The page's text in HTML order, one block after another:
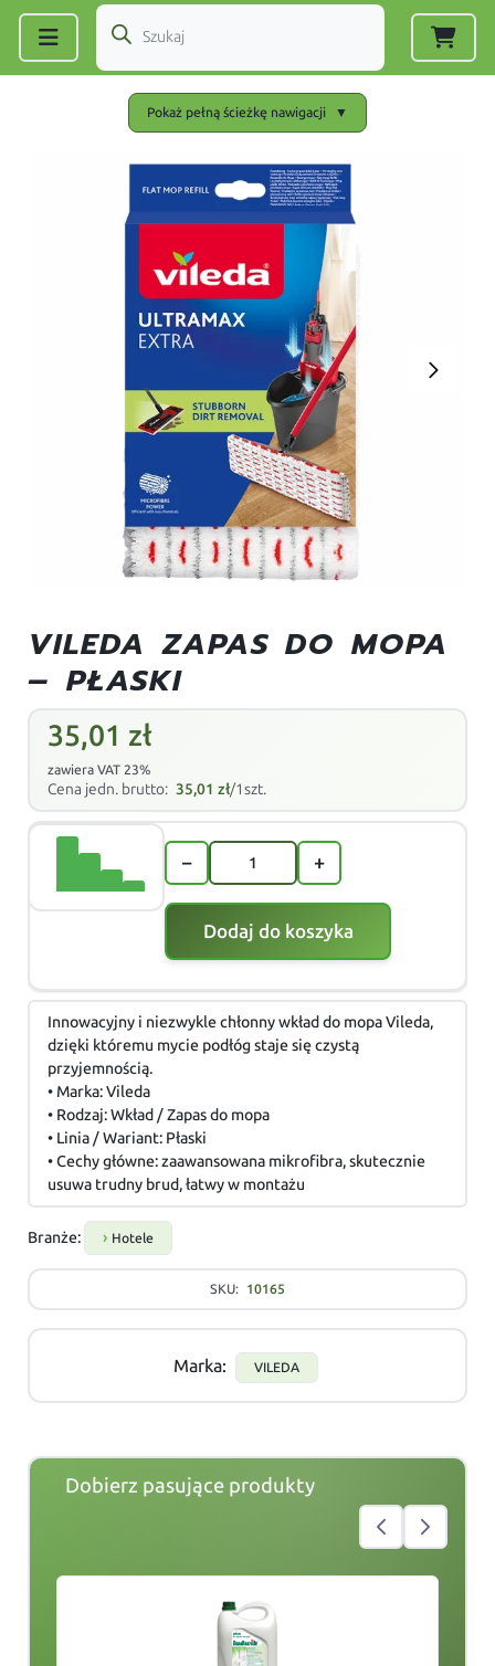
Pokaż pełną ścieżkę nawigacji ▼
VILEDA ZAPAS DO MOPA
– PŁASKI
35,01 zł
zawiera VAT 23%
Cena jedn. brutto: 35,01zł/1szt.
− +
Dodaj do koszyka
Innowacyjny i niezwykle chłonny wkład do mopa Vileda,
dzięki któremu mycie podłóg staje się czystą
przyjemnością.
• Marka: Vileda
• Rodzaj: Wkład / Zapas do mopa
• Linia / Wariant: Płaski
• Cechy główne: zaawansowana mikrofibra, skutecznie
usuwa trudny brud, łatwy w montażu
Branże: Hotele
SKU: 10165
Marka: VILEDA
Dobierz pasujące produkty